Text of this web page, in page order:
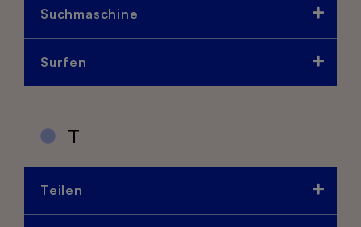
Suchmaschine
Surfen
T
Teilen